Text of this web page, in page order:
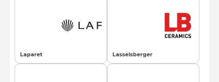
Laparet Lasselsberger